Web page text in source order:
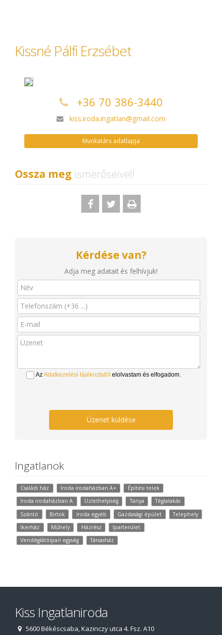
Kissné Pálfi Erzsébet
+36 70 386-3440
kiss.iroda.ingatlan@gmail.com
Munkatárs adatlapja
Ossza meg ismerőseivel!
Kérdése van?
Adja meg adatait és felhívjuk!
AzAdatkezelési tájékoztatótelolvastam és elfogadom.
Üzenet küldése
Ingatlanok
Családi ház Iroda irodaházban A+
Építési telek
Iroda irodaházban A
Üzlethelyiség Tanya
Téglalakás
Szántó
Birtok Iroda egyéb Gazdasági épület
Telephely
Ikerház
Műhely Házrész
Iparterület
Vendéglátóipari egység
Társasház
Kiss Ingatlaniroda
5600 Békéscsaba, Kazinczy utca 4. Fsz. A10